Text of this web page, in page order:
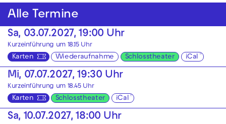
Alle Termine
Sa, 03.07.2027, 19:00 Uhr
Kurzeinführung um 18.15 Uhr
Karten Wiederaufnahme Schlosstheater iCal
Mi, 07.07.2027, 19:30 Uhr
Kurzeinführung um 18.45 Uhr
Karten Schlosstheater iCal
Sa, 10.07.2027, 18:00 Uhr